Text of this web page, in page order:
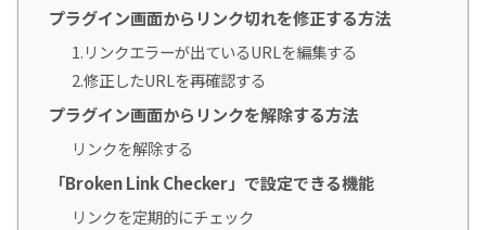
プラグイン画面からリンク切れを修正する方法
1.リンクエラーが出ているURLを編集する
2.修正したURLを再確認する
プラグイン画面からリンクを解除する方法
リンクを解除する
「Broken Link Checker」で設定できる機能
リンクを定期的にチェック